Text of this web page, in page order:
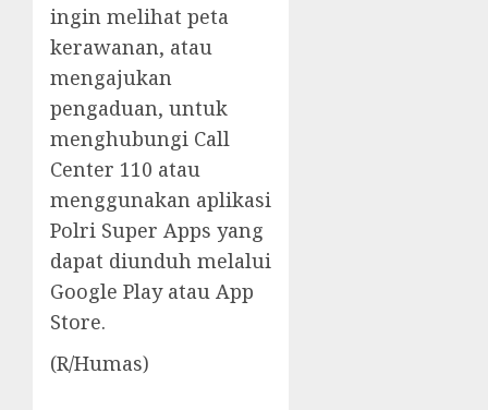
ingin melihat peta
kerawanan, atau
mengajukan
pengaduan, untuk
menghubungi Call
Center 110 atau
menggunakan aplikasi
Polri Super Apps yang
dapat diunduh melalui
Google Play atau App
Store.
(R/Humas)